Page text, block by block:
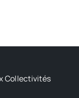
Collectivités